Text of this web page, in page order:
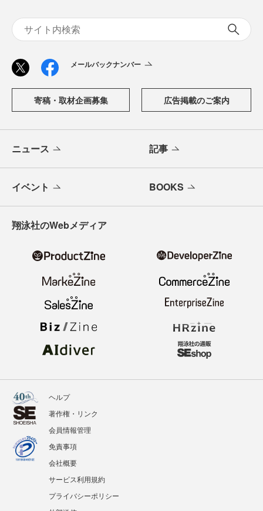
メールバックナンバー
寄稿・取材企画募集 広告掲載のご案内
ニュース 記事
イベント BOOKS
翔泳社のWebメディア
ヘルプ
著作権・リンク
会員情報管理
免責事項
会社概要
サービス利用規約
プライバシーポリシー